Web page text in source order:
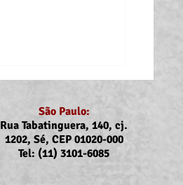
São Paulo:
Rua Tabatinguera, 140, cj.
1202, Sé, CEP 01020-000
Tel: (11) 3101-6085